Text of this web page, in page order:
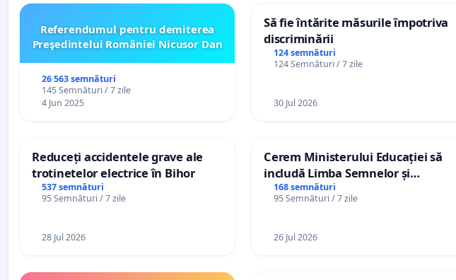
Referendumul pentru demiterea
Preşedintelui României Nicusor Dan
26 563 semnături
145 Semnături / 7 zile
4 Jun 2025
Să fie întărite măsurile împotriva
discriminării
124 semnături
124 Semnături / 7 zile
30 Jul 2026
Reduceți accidentele grave ale
trotinetelor electrice în Bihor
537 semnături
95 Semnături / 7 zile
28 Jul 2026
Cerem Ministerului Educației să
includă Limba Semnelor și
alfabetul Braille în școlile din
Republica Moldova!
168 semnături
95 Semnături / 7 zile
26 Jul 2026